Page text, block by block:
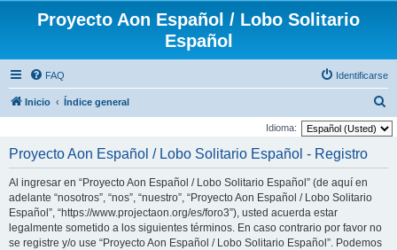
Proyecto Aon Español / Lobo Solitario
Español
FAQ Identificarse
Inicio Índice general
u
Idioma:
Proyecto Aon Español / Lobo Solitario Español - Registro
Al ingresar en “Proyecto Aon Español / Lobo Solitario Español” (de aquí en
adelante “nosotros”, “nos”, “nuestro”, “Proyecto Aon Español / Lobo Solitario
Español”, “https://www.projectaon.org/es/foro3”), usted acuerda estar
legalmente sometido a los siguientes términos. En caso contrario por favor no
se registre y/o use “Proyecto Aon Español / Lobo Solitario Español”. Podemos